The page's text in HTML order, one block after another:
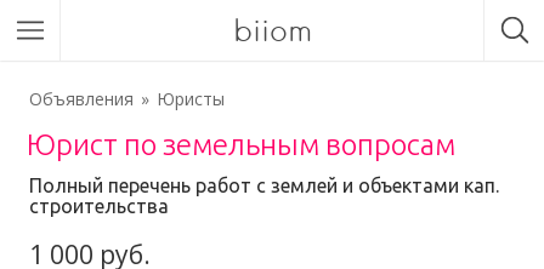
biiom
Объявления Юристы
Юрист по земельным вопросам
Полный перечень работ с землей и объектами кап.
строительства
1 000 руб.